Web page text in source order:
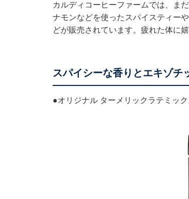
カルディコーヒーファームでは、ま
ナモンなどを使ったスパイスティー
どが販売されています。疲れた体に
スパイシーな香りとエキゾチ
●オリジナル ターメリックラテミッ